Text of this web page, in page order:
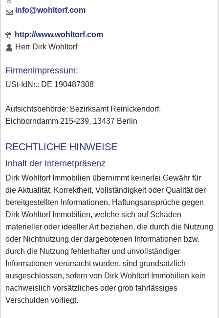
info@wohltorf.com
http://www.wohltorf.com
Herr Dirk Wohltorf
Firmenimpressum:
USt-IdNr.: DE 190487308
Aufsichtsbehörde: Bezirksamt Reinickendorf,
Eichborndamm 215-239, 13437 Berlin
RECHTLICHE HINWEISE
Inhalt der Internetpräsenz
Dirk Wohltorf Immobilien übernimmt keinerlei Gewähr für
die Aktualität, Korrektheit, Vollständigkeit oder Qualität der
bereitgestellten Informationen. Haftungsansprüche gegen
Dirk Wohltorf Immobilien, welche sich auf Schäden
materieller oder ideeller Art beziehen, die durch die Nutzung
oder Nichtnutzung der dargebotenen Informationen bzw.
durch die Nutzung fehlerhafter und unvollständiger
Informationen verursacht wurden, sind grundsätzlich
ausgeschlossen, sofern von Dirk Wohltorf Immobilien kein
nachweislich vorsätzliches oder grob fahrlässiges
Verschulden vorliegt.